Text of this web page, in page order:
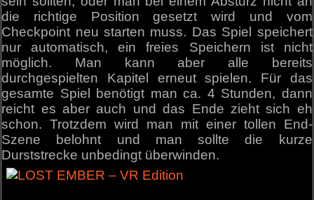
die richtige Position gesetzt wird und vom
Checkpoint neu starten muss. Das Spiel speichert
nur automatisch, ein freies Speichern ist nicht
möglich. Man kann aber alle bereits
durchgespielten Kapitel erneut spielen. Für das
gesamte Spiel benötigt man ca. 4 Stunden, dann
reicht es aber auch und das Ende zieht sich eh
schon. Trotzdem wird man mit einer tollen End-
Szene belohnt und man sollte die kurze
Durststrecke unbedingt überwinden.